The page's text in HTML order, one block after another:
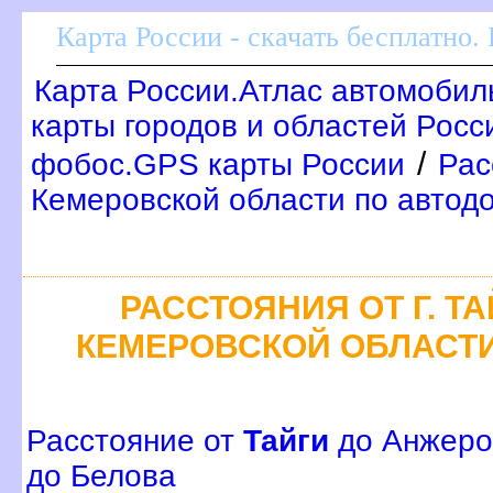
Карта России - скачать
Карта России.Атлас
карты городов и областей
фобос.GPS карты России /
Кемеровской области по
РАССТОЯНИЯ ОТ Г.
КЕМЕРОВСКОЙ
Расстояние от Тайги до
до Белова